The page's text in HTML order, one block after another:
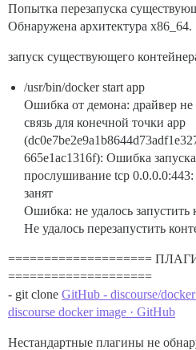
Попытка перезапуска
Обнаружена архитектура x86_64.
запуск существующего
/usr/bin/docker start app
Ошибка от демона: драйвер
связь для конечной точки app
665e1ac1316f): Ошибка
прослушивание tcp
занят
Ошибка: не удалось запустить
Не удалось перезапустить
====================
====================
- git clone GitHub - discourse/
discourse docker image · GitHub
Нестандартные плагины не